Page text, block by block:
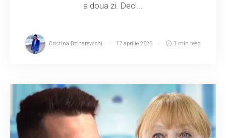
a doua zi. Decl...
Cristina Botnarevschi 17 aprilie 2025 1 min read